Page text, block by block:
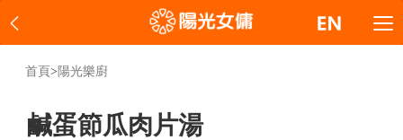
首頁> 陽光樂廚
鹹蛋節瓜肉片湯